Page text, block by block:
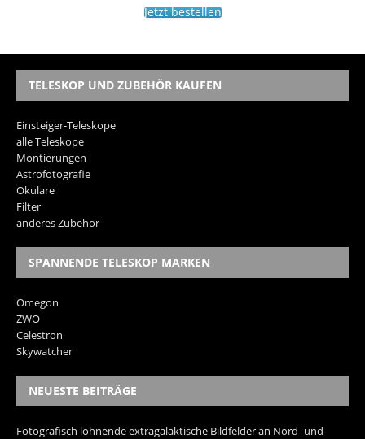
Jetzt bestellen
TELESKOP UND ZUBEHÖR KAUFEN
Einsteiger-Teleskope
alle Teleskope
Montierungen
Astrofotografie
Okulare
Filter
anderes Zubehör
SPANNENDE TELESKOP MARKEN
Omegon
ZWO
Celestron
Skywatcher
NEUESTE BEITRÄGE
Fotografisch lohnende extragalaktische Bildfelder an Nord- und